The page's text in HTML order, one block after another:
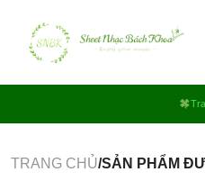
TRANG CHỦ/SẢN PHẨM